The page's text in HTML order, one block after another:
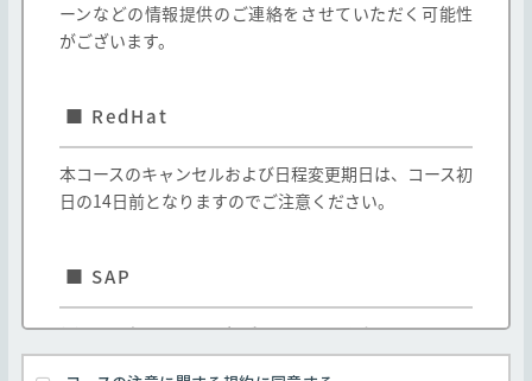
一社研修としてのみ提供されるコースは弊社と
お客様間で別途締結する契約に基づき提供され
弊社以外の第三者が提供し、弊社が受講の取次
該第三者を「他社」とします)コースは、本規約
と他社の定める契約条件の両方が適用されるも
のとします。但し、本規約と他社の定める契約
ーンなどの情報提供のご連絡をさせていただく可能性
がございます。
■ RedHat
本コースのキャンセルおよび日程変更期日は、コース初
日の14日前となりますのでご注意ください。
■ SAP
(1) E-mailの項目には必ず S-USER IDまたはP-USER ID
と紐づいているメールアドレスを入力してください。